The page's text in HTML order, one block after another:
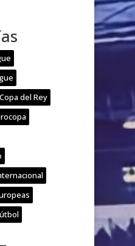
Copa del Rey